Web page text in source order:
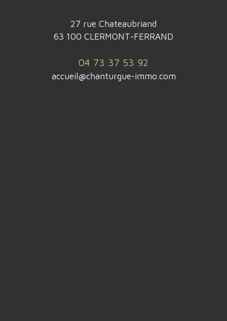
27 rue Chateaubriand
63 100 CLERMONT-FERRAND
04 73 37 53 92
accueil@chanturgue-immo.com